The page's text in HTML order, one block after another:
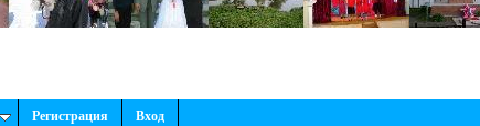
Регистрация Вход